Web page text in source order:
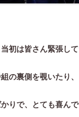
初は皆さん緊張して
の裏側を覗いたり、
りで、 とても喜ん